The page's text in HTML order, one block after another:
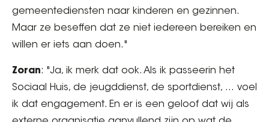
gemeentediensten naar kinderen en gezinnen.
Maar ze beseffen dat ze niet iedereen bereiken en
willen er iets aan doen."
Zoran: "Ja, ik merk dat ook. Als ik passeerin het
Sociaal Huis, de jeugddienst, de sportdienst, … voel
ik dat engagement. En er is een geloof dat wij als